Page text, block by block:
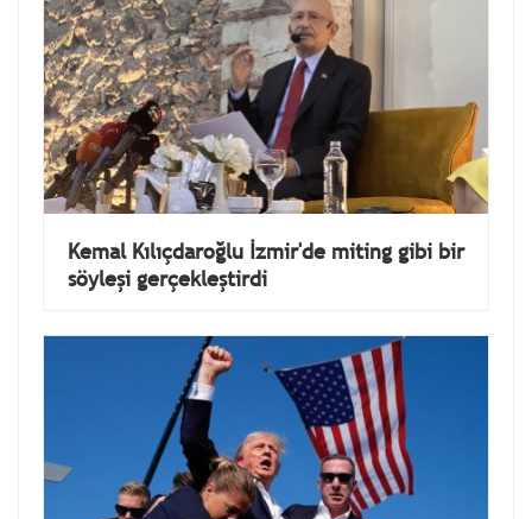
Kemal Kılıçdaroğlu İzmir'de miting gibi bir
söyleşi gerçekleştirdi